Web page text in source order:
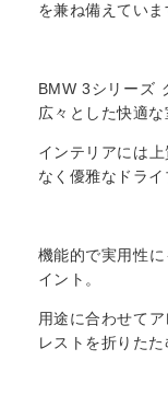
を兼ね備えていま
BMW 3シリーズ
広々とした快適な
インテリアには
なく優雅なドライ
機能的で実用性
イント。
用途に合わせて
レストを折りた